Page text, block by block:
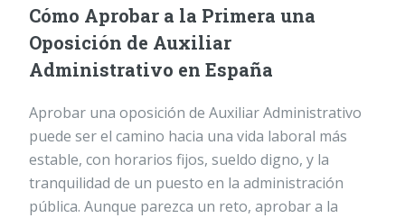
Cómo Aprobar a la Primera una
Oposición de Auxiliar
Administrativo en España
Aprobar una oposición de Auxiliar Administrativo
puede ser el camino hacia una vida laboral más
estable, con horarios fijos, sueldo digno, y la
tranquilidad de un puesto en la administración
pública. Aunque parezca un reto, aprobar a la